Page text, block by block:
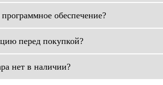
обеспечение?
перед покупкой?
нет в наличии?